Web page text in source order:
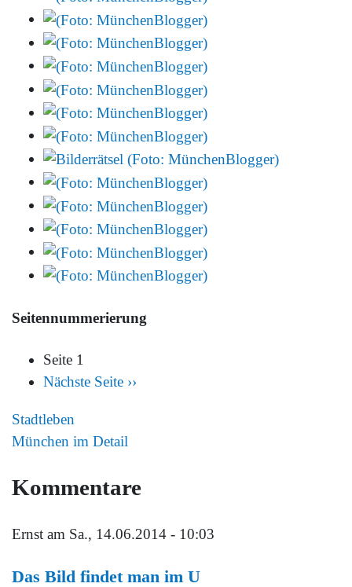
Seitennummerierung
Seite 1
Nächste Seite ››
Stadtleben
München im Detail
Kommentare
Ernst am Sa., 14.06.2014 - 10:03
Das Bild findet man im U